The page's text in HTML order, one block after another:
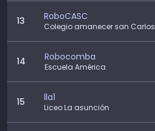
13 RoboCASC
Colegio amanecer san Carlos
14 Robocomba
Escuela América
15 lla1
Liceo La asunción